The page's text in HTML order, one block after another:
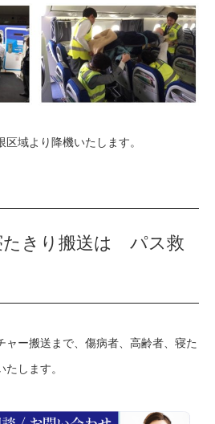
域より降機いたします。
たきり搬送は パス救
ャー搬送まで、傷病者、高齢者、寝た
します。